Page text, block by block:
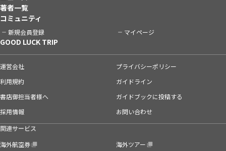
著者一覧
コミュニティ
新規会員登録 マイページ
GOOD LUCK TRIP
運営会社
プライバシーポリシー
利用規約
ガイドライン
書店御担当者様へ
ガイドブックに投稿する
採用情報
お問い合わせ
関連サービス
海外航空券
海外ツアー